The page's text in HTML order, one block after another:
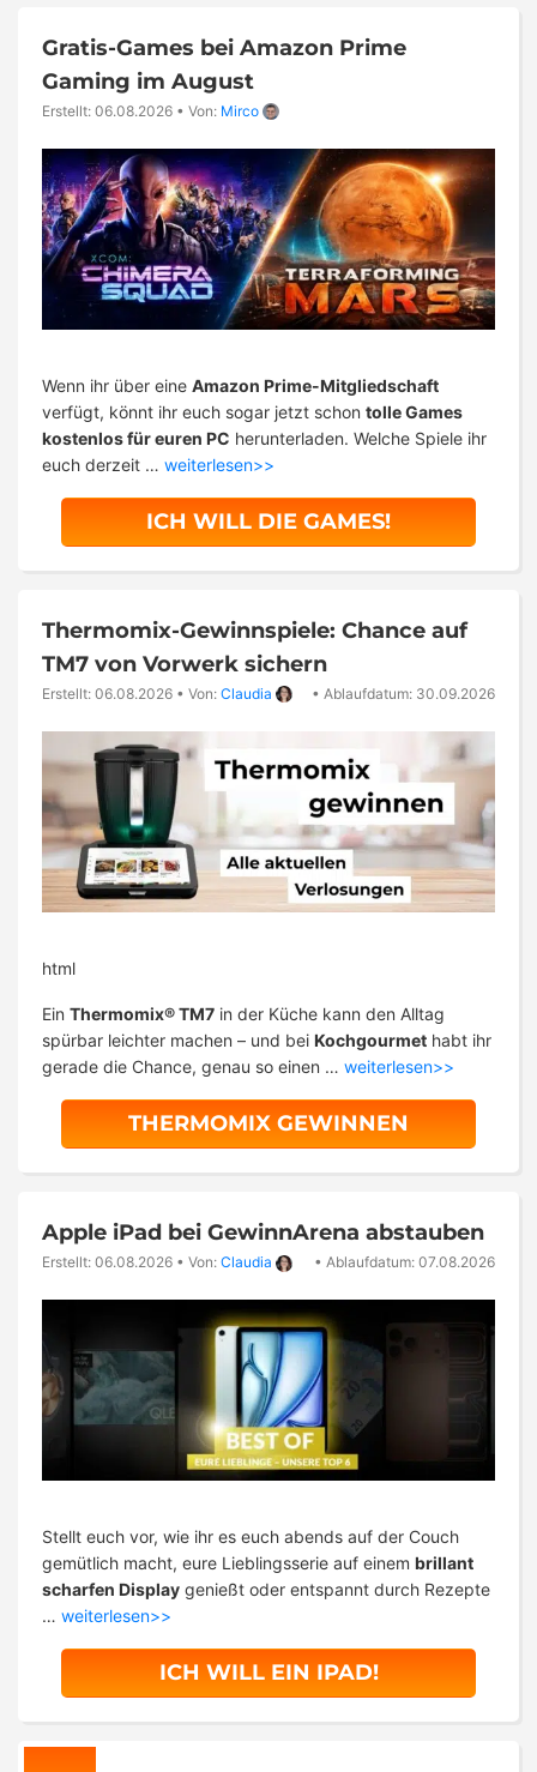
Gratis-Games bei Amazon Prime
Gaming im August
Erstellt: 06.08.2026 • Von: Mirco
Wenn ihr über eine Amazon Prime-Mitgliedschaft
verfügt, könnt ihr euch sogar jetzt schon tolle Games
kostenlos für euren PC herunterladen. Welche Spiele ihr
euch derzeit … weiterlesen>>
ICH WILL DIE GAMES!
Thermomix-Gewinnspiele: Chance auf
TM7 von Vorwerk sichern
Erstellt: 06.08.2026 • Von: Claudia • Ablaufdatum: 30.09.2026
html
Ein Thermomix® TM7 in der Küche kann den Alltag
spürbar leichter machen – und bei Kochgourmet habt ihr
gerade die Chance, genau so einen … weiterlesen>>
THERMOMIX GEWINNEN
Apple iPad bei GewinnArena abstauben
Erstellt: 06.08.2026 • Von: Claudia • Ablaufdatum: 07.08.2026
Stellt euch vor, wie ihr es euch abends auf der Couch
gemütlich macht, eure Lieblingsserie auf einem brillant
scharfen Display genießt oder entspannt durch Rezepte
… weiterlesen>>
ICH WILL EIN IPAD!